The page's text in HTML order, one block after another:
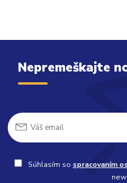
Nepremeškajte
Súhlasím so spracovaním